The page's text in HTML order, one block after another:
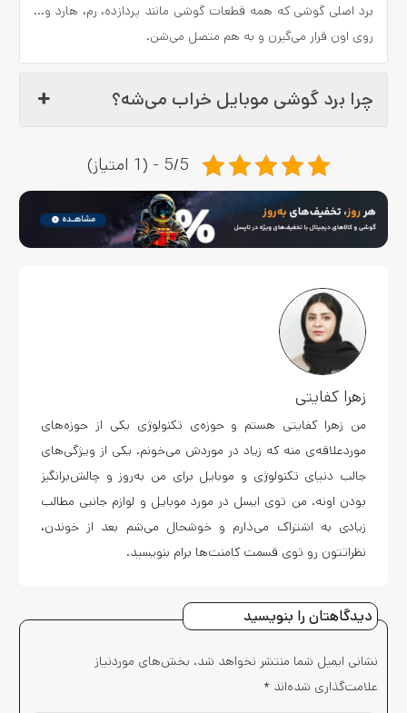
برد اصلی گوشی که همه قطعات گوشی مانند پردازده، رم، هارد و...
روی اون قرار می‌گیرن و به هم متصل می‌شن.
چرا برد گوشی موبایل خراب می‌شه؟
5/5 - (1 امتیاز)
زهرا کفایتی
من زهرا کفایتی هستم و حوزه‌ی تکنولوژی یکی از حوزه‌های
موردعلاقه‌ی منه که زیاد در موردش می‌خونم. یکی از ویژگی‌های
جالب دنیای تکنولوژی و موبایل برای من به‌روز و چالش‌برانگیز
بودن اونه. من توی ایسل در مورد موبایل و لوازم جانبی مطالب
زیادی به اشتراک می‌ذارم و خوشحال می‌شم بعد از خوندن،
نظراتتون رو توی قسمت کامنت‌ها برام بنویسید.
دیدگاهتان را بنویسید
نشانی ایمیل شما منتشر نخواهد شد. بخش‌های موردنیاز
علامت‌گذاری شده‌اند *